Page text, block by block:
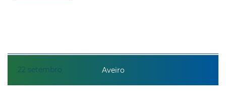
22 setembro Aveiro